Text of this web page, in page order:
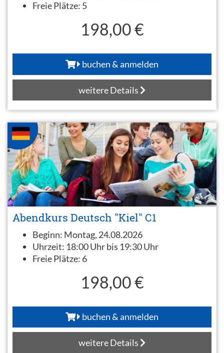
Freie Plätze: 5
198,00 €
buchen & anmelden
weitere Details
Abendkurs Deutsch "Kiel" C1
Beginn: Montag, 24.08.2026
Uhrzeit: 18:00 Uhr bis 19:30 Uhr
Freie Plätze: 6
198,00 €
buchen & anmelden
weitere Details